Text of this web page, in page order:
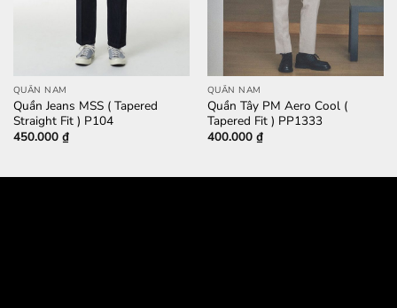
QUẦN NAM
Quần Jeans MSS ( Tapered
Straight Fit ) P104
450.000 ₫
QUẦN NAM
Quần Tây PM Aero Cool (
Tapered Fit ) PP1333
400.000 ₫